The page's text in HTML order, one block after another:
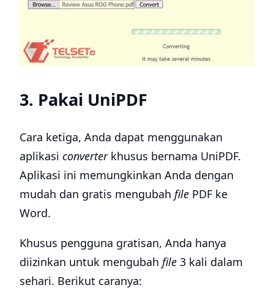
3. Pakai UniPDF
Cara ketiga, Anda dapat menggunakan
aplikasi converterkhusus bernama UniPDF.
Aplikasi ini memungkinkan Anda dengan
mudah dan gratis mengubah file PDF ke
Word.
Khusus pengguna gratisan, Anda hanya
diizinkan untuk mengubah file 3 kali dalam
sehari. Berikut caranya: